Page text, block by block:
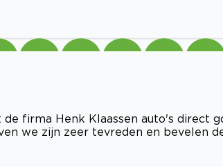
firma Henk Klaassen auto's direct
we zijn zeer tevreden en bevelen